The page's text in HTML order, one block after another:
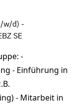
w/d) -
SE
-
- Einführung in
- Mitarbeit in